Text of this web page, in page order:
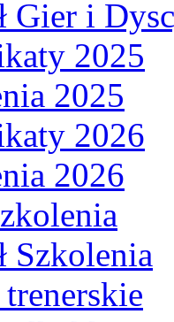
Gier i
2025
2025
2026
2026
Szkolenia